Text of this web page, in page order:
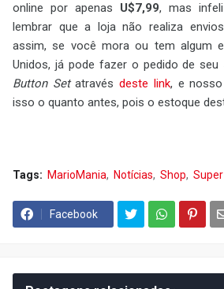
online por apenas U$7,99, mas
lembrar que a loja não realiza
assim, se você mora ou tem algum
Unidos, já pode fazer o pedido de seu
Button Setatravésdeste link, e
isso o quanto antes, pois o estoque
Tags: MarioMania Notícias Shop Super
Facebook